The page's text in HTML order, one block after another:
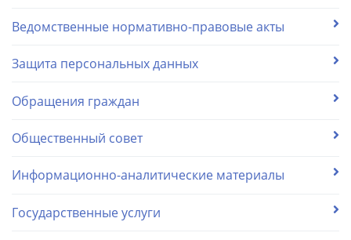
Ведомственные нормативно-правовые акты
Защита персональных данных
Обращения граждан
Общественный совет
Информационно-аналитические материалы
Государственные услуги